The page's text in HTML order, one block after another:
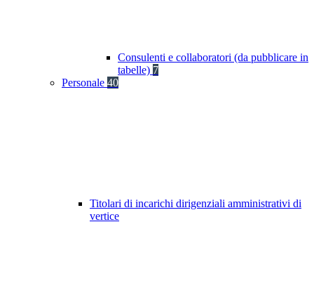
Consulenti e collaboratori (da pubblicare in
tabelle) 7
Personale 40
Titolari di incarichi dirigenziali amministrativi di
vertice